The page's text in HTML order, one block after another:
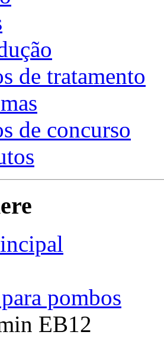
de tratamento
de concurso
pombos
EB12